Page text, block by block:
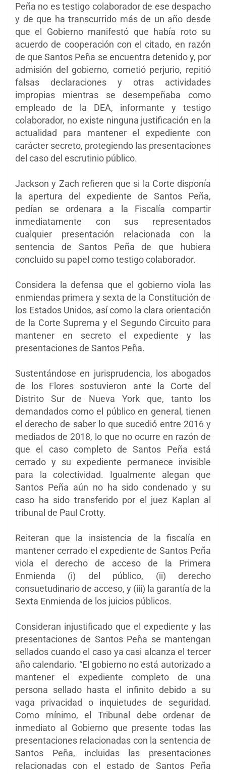
Peña no es testigo colaborador de ese despacho
y de que ha transcurrido más de un año desde
que el Gobierno manifestó que había roto su
acuerdo de cooperación con el citado, en razón
de que Santos Peña se encuentra detenido y, por
admisión del gobierno, cometió perjurio, repitió
falsas declaraciones y otras actividades
impropias mientras se desempeñaba como
empleado de la DEA, informante y testigo
colaborador, no existe ninguna justificación en la
actualidad para mantener el expediente con
carácter secreto, protegiendo las presentaciones
del caso del escrutinio público.
Jackson y Zach refieren que si la Corte disponía
la apertura del expediente de Santos Peña,
pedían se ordenara a la Fiscalía compartir
inmediatamente con sus representados
cualquier presentación relacionada con la
sentencia de Santos Peña de que hubiera
concluido su papel como testigo colaborador.
Considera la defensa que el gobierno viola las
enmiendas primera y sexta de la Constitución de
los Estados Unidos, así como la clara orientación
de la Corte Suprema y el Segundo Circuito para
mantener en secreto el expediente y las
presentaciones de Santos Peña.
Sustentándose en jurisprudencia, los abogados
de los Flores sostuvieron ante la Corte del
Distrito Sur de Nueva York que, tanto los
demandados como el público en general, tienen
el derecho de saber lo que sucedió entre 2016 y
mediados de 2018, lo que no ocurre en razón de
que el caso completo de Santos Peña está
cerrado y su expediente permanece invisible
para la colectividad. Igualmente alegan que
Santos Peña aún no ha sido condenado y su
caso ha sido transferido por el juez Kaplan al
tribunal de Paul Crotty.
Reiteran que la insistencia de la fiscalía en
mantener cerrado el expediente de Santos Peña
viola el derecho de acceso de la Primera
Enmienda (i) del público, (ii) derecho
consuetudinario de acceso, y (iii) la garantía de la
Sexta Enmienda de los juicios públicos.
Consideran injustificado que el expediente y las
presentaciones de Santos Peña se mantengan
sellados cuando el caso ya casi alcanza el tercer
año calendario. “El gobierno no está autorizado a
mantener el expediente completo de una
persona sellado hasta el infinito debido a su
vaga privacidad o inquietudes de seguridad.
Como mínimo, el Tribunal debe ordenar de
inmediato al Gobierno que presente todas las
presentaciones relacionadas con la sentencia de
Santos Peña, incluidas las presentaciones
relacionadas con el estado de Santos Peña